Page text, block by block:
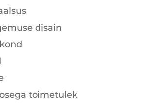
disain
toimetulek